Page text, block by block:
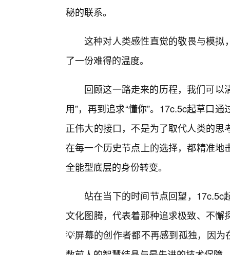
秘的联系。
这种对人类感性直觉的敬畏与模
了一份难得的温度。
回顾这一路走来的历程，我们可以
用”，再到追求“懂你”。17c.5c起草口
正伟大的接口，不是为了取代人类的
在每一个历史节点上的选择，都精准
全能型底层的身份转变。
站在当下的时间节点回望，17c.5c
文化图腾，代表着那种追求极致、不
💡屏幕的创作者都不再感到孤独，因